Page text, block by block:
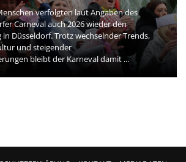
verfolgten laut Angaben des
Carneval auch 2026 wieder den
Düsseldorf. Trotz wechselnder Trends,
und steigender
bleibt der Karneval damit ...